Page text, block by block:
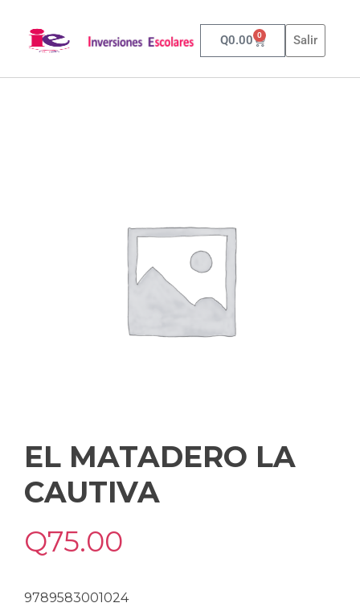
Q0.00 0 Salir
EL MATADERO LA
CAUTIVA
Q75.00
9789583001024